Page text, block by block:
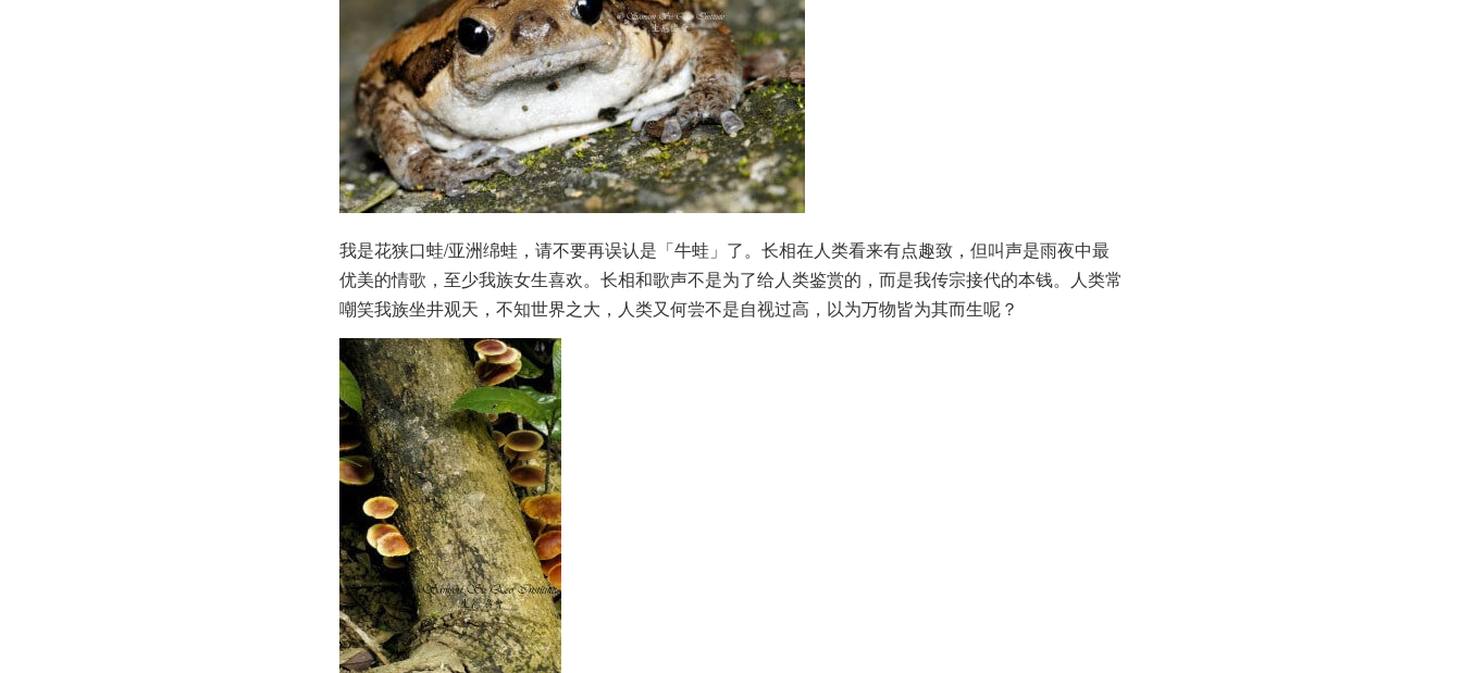
我是花狭口蛙/亚洲绵蛙，请不要再误认是「牛蛙」了。长相在人类看来有点趣致，但叫声是雨夜中最
优美的情歌，至少我族女生喜欢。长相和歌声不是为了给人类鉴赏的，而是我传宗接代的本钱。人类常
嘲笑我族坐井观天，不知世界之大，人类又何尝不是自视过高，以为万物皆为其而生呢？